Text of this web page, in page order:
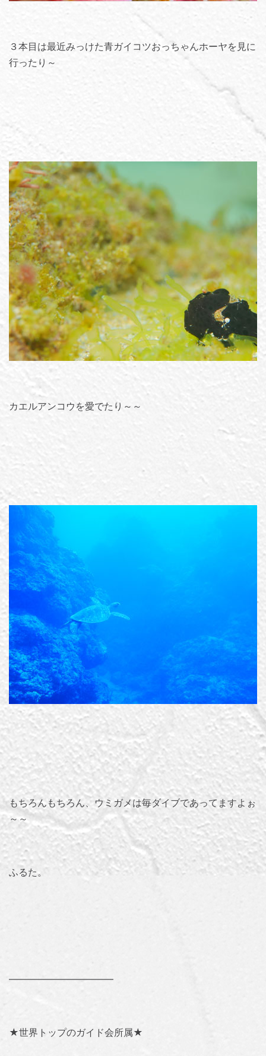
３本目は最近みっけた青ガイコツおっちゃんホーヤを見に
行ったり～
カエルアンコウを愛でたり～～
もちろんもちろん、ウミガメは毎ダイブであってますよぉ
～～
ふるた。
———————————
★世界トップのガイド会所属★